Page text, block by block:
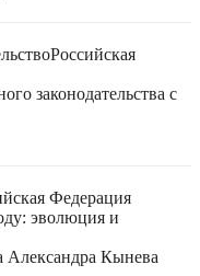
Российская
законодательства с
Федерация
эволюция и
Александра Кынева